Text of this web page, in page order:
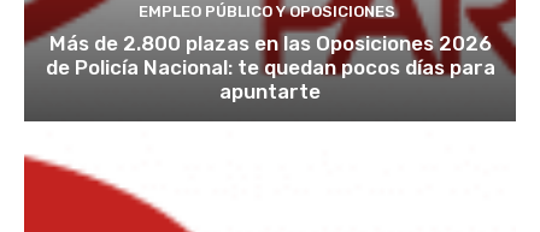
EMPLEO PÚBLICO Y OPOSICIONES
Más de 2.800 plazas en las Oposiciones 2026
de Policía Nacional: te quedan pocos días para
apuntarte